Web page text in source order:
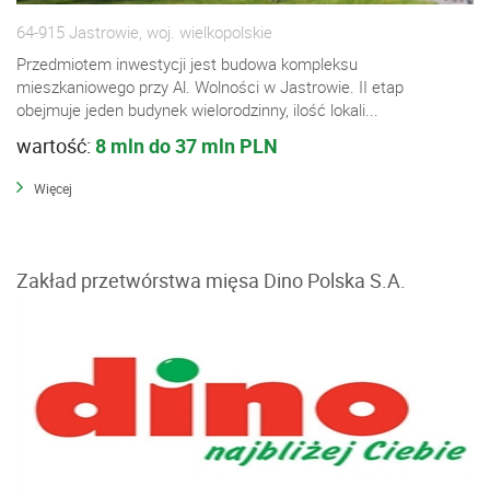
64-915 Jastrowie, woj. wielkopolskie
Przedmiotem inwestycji jest budowa kompleksu
mieszkaniowego przy Al. Wolności w Jastrowie. II etap
obejmuje jeden budynek wielorodzinny, ilość lokali...
wartość: 8 mln do 37 mln PLN
Więcej
Zakład przetwórstwa mięsa Dino Polska S.A.